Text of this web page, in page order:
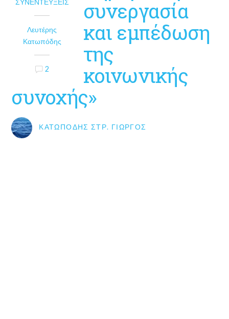
Λευτέρης
Κατωπόδης
2
συνεργασία
και εμπέδωση
της
κοινωνικής
συνοχής»
ΚΑΤΩΠΌΔΗΣ ΣΤΡ. ΓΙΏΡΓΟΣ